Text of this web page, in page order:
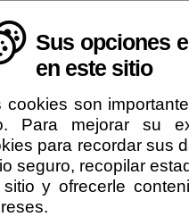
Sus opciones
en este sitio
cookies son
Para mejorar su
para recordar sus
seguro, recopilar
y ofrecerle
El Ayuntamiento Turismo